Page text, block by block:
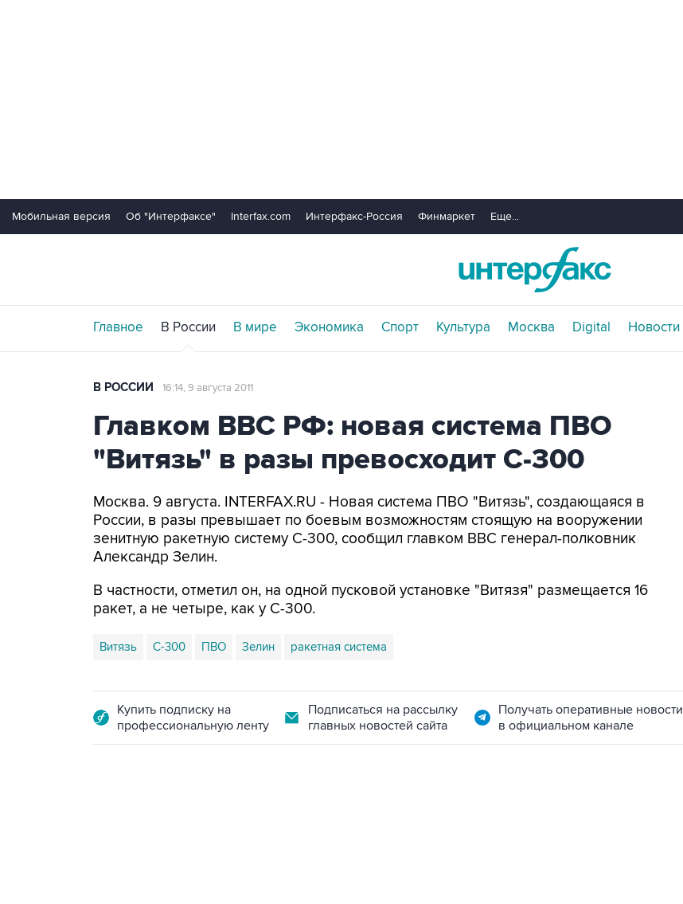
Мобильная версия Об "Интерфаксе" Interfax.com Интерфакс-Россия Финмаркет Еще...
Главное В России В мире Экономика Спорт Культура Москва Digital Новости
В РОССИИ 16:14, 9 августа 2011
Главком ВВС РФ: новая система ПВО
"Витязь" в разы превосходит С-300
Москва. 9 августа. INTERFAX.RU - Новая система ПВО "Витязь", создающаяся в
России, в разы превышает по боевым возможностям стоящую на вооружении
зенитную ракетную систему С-300, сообщил главком ВВС генерал-полковник
Александр Зелин.
В частности, отметил он, на одной пусковой установке "Витязя" размещается 16
ракет, а не четыре, как у С-300.
Витязь С-300 ПВО Зелин ракетная система
Купить подписку на
профессиональную ленту
Подписаться на рассылку
главных новостей сайта
Получать оперативные новости
в официальном канале